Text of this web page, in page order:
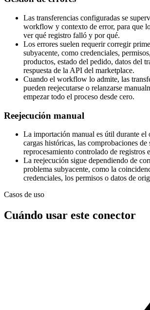
Las transferencias configuradas se
workflow y contexto de error, para que
ver qué registro falló y por qué.
Los errores suelen requerir corregir
subyacente, como credenciales,
productos, estado del pedido, datos del
respuesta de la API del marketplace.
Cuando el workflow lo admite, las
pueden reejecutarse o relanzarse
empezar todo el proceso desde cero.
Reejecución manual
La importación manual es útil durante el
cargas históricas, las comprobaciones de
reprocesamiento controlado de registros
La reejecución sigue dependiendo de
problema subyacente, como la
credenciales, los permisos o datos de
Casos de uso
Cuándo usar este conector